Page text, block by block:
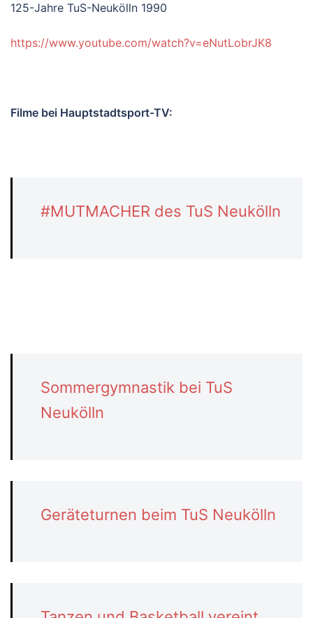
125-Jahre TuS-Neukölln 1990
https://www.youtube.com/watch?v=eNutLobrJK8
Filme bei Hauptstadtsport-TV:
#MUTMACHER des TuS Neukölln
Sommergymnastik bei TuS
Neukölln
Geräteturnen beim TuS Neukölln